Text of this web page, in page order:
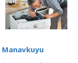
Manavkuyu